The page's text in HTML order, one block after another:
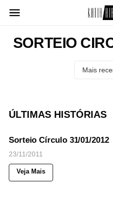
para
conteúdo
SORTEIO
ÚLTIMAS HISTÓRIAS
◉
Views
Sorteio Círculo 31/01/2012
23/11/2011
Veja Mais